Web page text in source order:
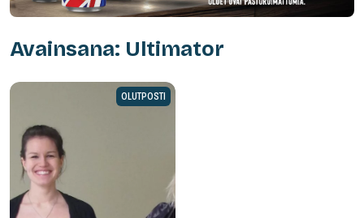
Avainsana: Ultimator
OLUTPOSTI